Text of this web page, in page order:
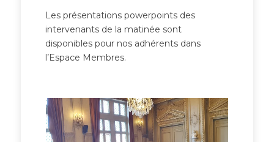
Les présentations powerpoints des
intervenants de la matinée sont
disponibles pour nos adhérents dans
l’Espace Membres.